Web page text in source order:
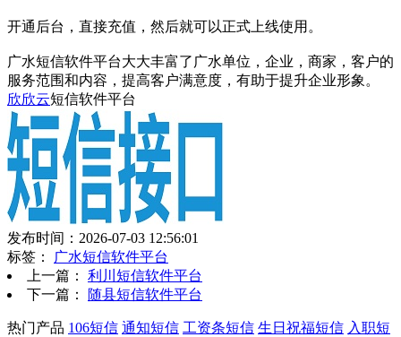
开通后台，直接充值，然后就可以正式上线使用。
广水短信软件平台大大丰富了广水单位，企业，商家，客户的
服务范围和内容，提高客户满意度，有助于提升企业形象。
欣欣云短信软件平台
发布时间：2026-07-03 12:56:01
标签：
广水短信软件平台
上一篇： 利川短信软件平台
下一篇：
随县短信软件平台
热门产品 106短信 通知短信 工资条短信 生日祝福短信 入职短